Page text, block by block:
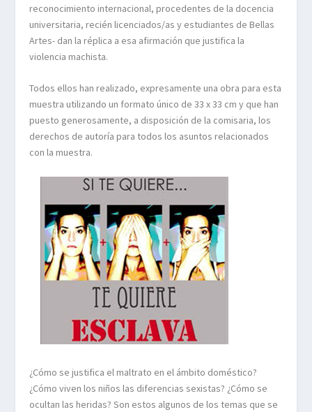
reconocimiento internacional, procedentes de la docencia
universitaria, recién licenciados/as y estudiantes de Bellas
Artes- dan la réplica a esa afirmación que justifica la
violencia machista.
Todos ellos han realizado, expresamente una obra para esta
muestra utilizando un formato único de 33 x 33 cm y que han
puesto generosamente, a disposición de la comisaria, los
derechos de autoría para todos los asuntos relacionados
con la muestra.
¿Cómo se justifica el maltrato en el ámbito doméstico?
¿Cómo viven los niños las diferencias sexistas? ¿Cómo se
ocultan las heridas? Son estos algunos de los temas que se